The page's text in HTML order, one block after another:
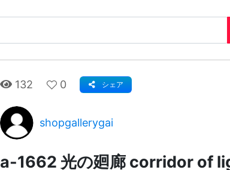
132 0 シェア
shopgallerygai
a-1662 光の廻廊 corridor of